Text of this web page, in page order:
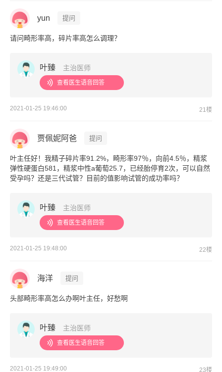
yun 提问
请问畸形率高，碎片率高怎么调理？
叶臻 主治医师
查看医生语音回答
2021-01-25 19:46:00 21楼
贾佩妮阿爸 提问
叶主任好！我精子碎片率91.2%，畸形率97％，向前4.5％，精浆
弹性硬蛋白581，精浆中性a葡萄25.7，已经胎停育2次，可以自然
受孕吗？还是三代试管？目前的值影响试管的成功率吗？
叶臻 主治医师
查看医生语音回答
2021-01-25 19:48:00 22楼
海洋 提问
头部畸形率高怎么办啊叶主任，好愁啊
叶臻 主治医师
查看医生语音回答
2021-01-25 19:49:00 23楼